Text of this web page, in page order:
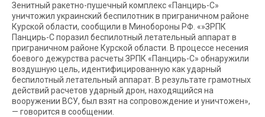
Зенитный ракетно-пушечный комплекс «Панцирь-С»
уничтожил украинский беспилотник в приграничном районе
Курской области, сообщили в Минобороны РФ. «»ЗРПК
Панцирь-С поразил беспилотный летательный аппарат в
приграничном районе Курской области. В процессе несения
боевого дежурства расчеты ЗРПК «Панцирь-С» обнаружили
воздушную цель, идентифицированную как ударный
беспилотный летательный аппарат. В результате грамотных
действий расчетов ударный дрон, находящийся на
вооружении ВСУ, был взят на сопровождение и уничтожен»,
— говорится в сообщении.